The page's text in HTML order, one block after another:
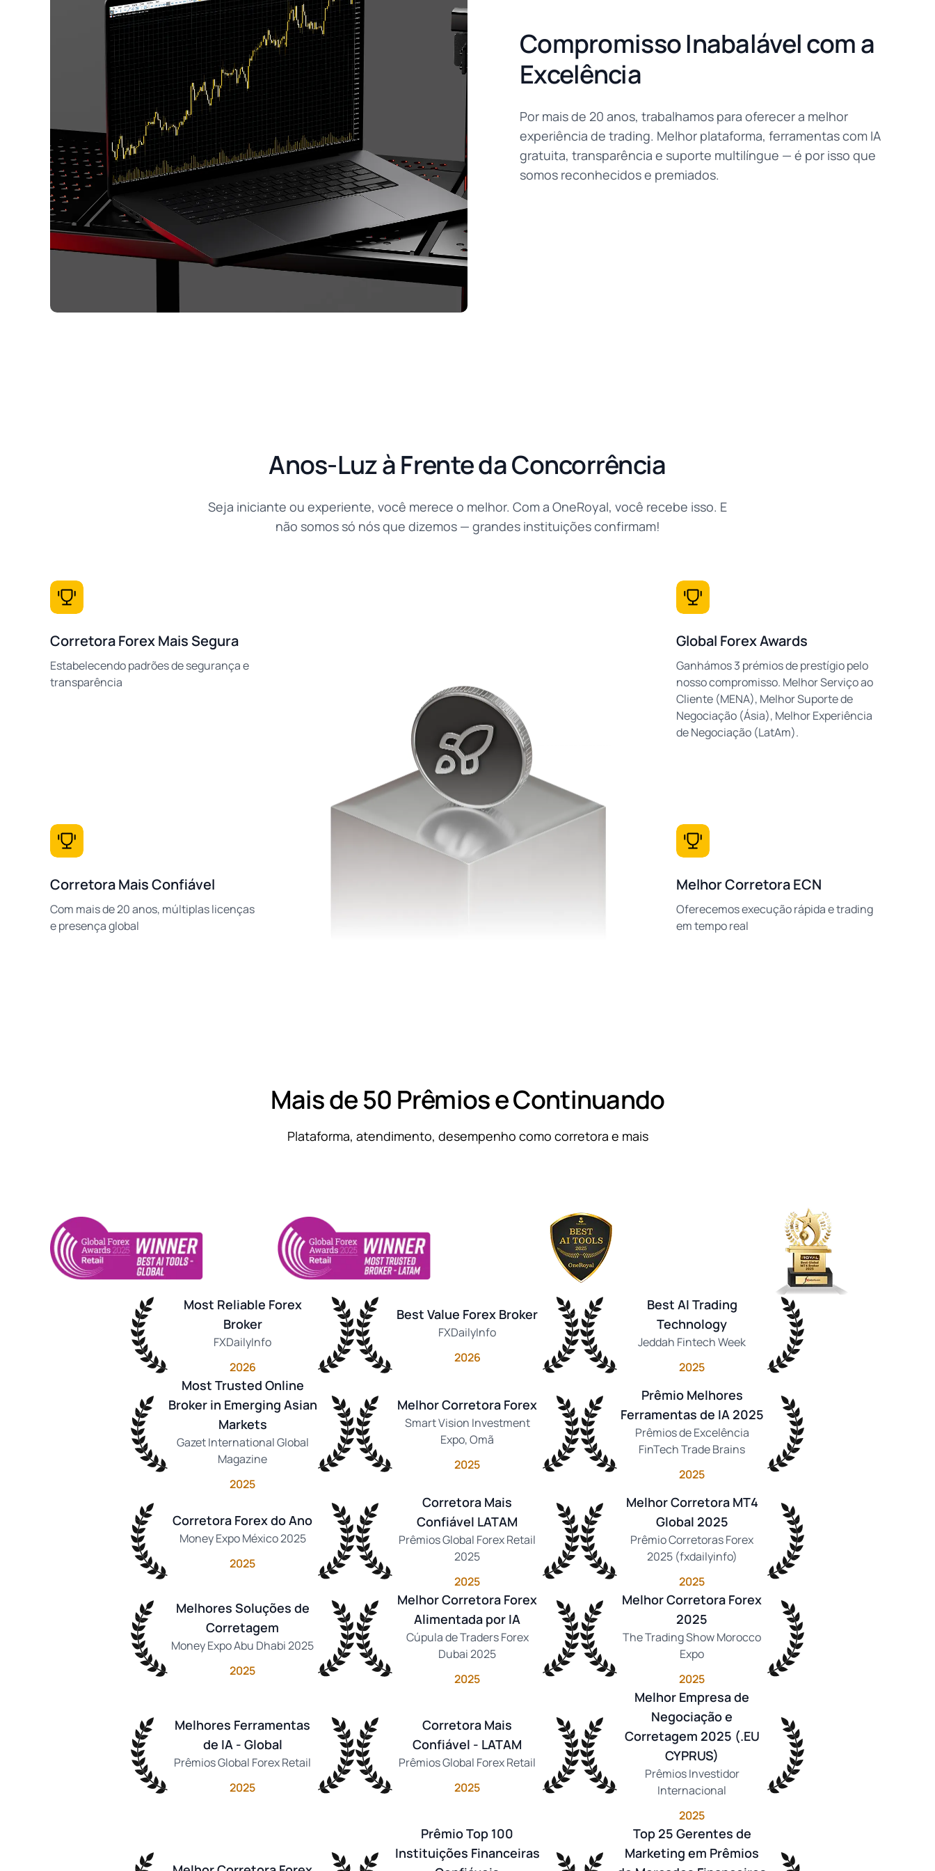
Compromisso Inabalável com a
Excelência
Por mais de 20 anos, trabalhamos para oferecer a melhor
experiência de trading. Melhor plataforma, ferramentas com IA
gratuita, transparência e suporte multilíngue — é por isso que
somos reconhecidos e premiados.
Anos-Luz à Frente da Concorrência
Seja iniciante ou experiente, você merece o melhor. Com a OneRoyal, você recebe isso. E
não somos só nós que dizemos — grandes instituições confirmam!
Corretora Forex Mais Segura
Estabelecendo padrões de segurança e
transparência
Corretora Mais Confiável
Com mais de 20 anos, múltiplas licenças
e presença global
Global Forex Awards
Ganhámos 3 prémios de prestígio pelo
nosso compromisso. Melhor Serviço ao
Cliente (MENA), Melhor Suporte de
Negociação (Ásia), Melhor Experiência
de Negociação (LatAm).
Melhor Corretora ECN
Oferecemos execução rápida e trading
em tempo real
Mais de 50 Prêmios e Continuando
Plataforma, atendimento, desempenho como corretora e mais
Most Reliable Forex
Broker
FXDailyInfo
2026
Best Value Forex Broker
FXDailyInfo
2026
Best AI Trading
Technology
Jeddah Fintech Week
2025
Most Trusted Online
Broker in Emerging Asian
Markets
Gazet International Global
Magazine
2025
Melhor Corretora Forex
Smart Vision Investment
Expo, Omã
2025
Prêmio Melhores
Ferramentas de IA 2025
Prêmios de Excelência
FinTech Trade Brains
2025
Corretora Forex do Ano
Money Expo México 2025
2025
Corretora Mais
Confiável LATAM
Prêmios Global Forex Retail
2025
2025
Melhor Corretora MT4
Global 2025
Prêmio Corretoras Forex
2025 (fxdailyinfo)
2025
Melhores Soluções de
Corretagem
Money Expo Abu Dhabi 2025
2025
Melhor Corretora Forex
Alimentada por IA
Cúpula de Traders Forex
Dubai 2025
2025
Melhor Corretora Forex
2025
The Trading Show Morocco
Expo
2025
Melhores Ferramentas
de IA - Global
Prêmios Global Forex Retail
2025
Corretora Mais
Confiável - LATAM
Prêmios Global Forex Retail
2025
Melhor Empresa de
Negociação e
Corretagem 2025 (.EU
CYPRUS)
Prêmios Investidor
Internacional
2025
Prêmio Top 100
Instituições Financeiras
Top 25 Gerentes de
Marketing em Prêmios